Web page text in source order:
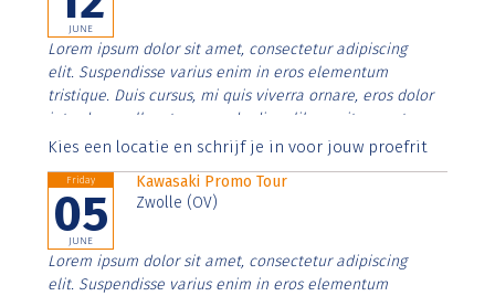
JUNE
Lorem ipsum dolor sit amet, consectetur adipiscing
elit. Suspendisse varius enim in eros elementum
tristique. Duis cursus, mi quis viverra ornare, eros dolor
interdum nulla, ut commodo diam libero vitae erat.
Aenean faucibus nibh et justo cursus id rutrum lorem
Kies een locatie en schrijf je in voor jouw proefrit
Friday
05
JUNE
Kawasaki Promo Tour
Zwolle (OV)
Lorem ipsum dolor sit amet, consectetur adipiscing
elit. Suspendisse varius enim in eros elementum